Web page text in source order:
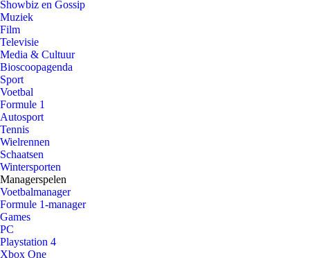
Showbiz en Gossip
Muziek
Film
Televisie
Media & Cultuur
Bioscoopagenda
Sport
Voetbal
Formule 1
Autosport
Tennis
Wielrennen
Schaatsen
Wintersporten
Managerspelen
Voetbalmanager
Formule 1-manager
Games
PC
Playstation 4
Xbox One